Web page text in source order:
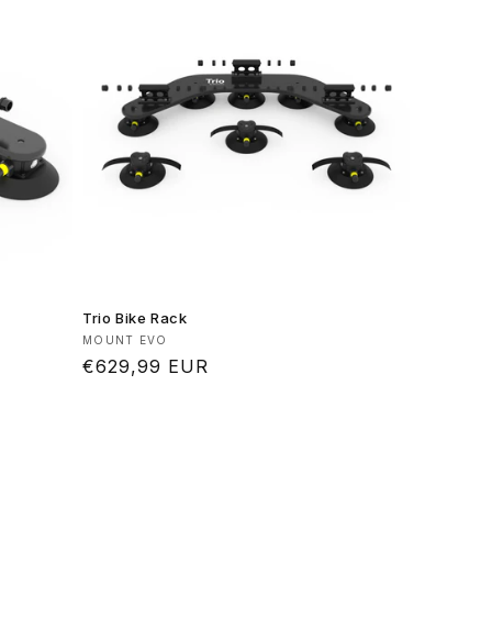
Trio Bike Rack
Produttore:
MOUNT EVO
Prezzo
€629,99 EUR